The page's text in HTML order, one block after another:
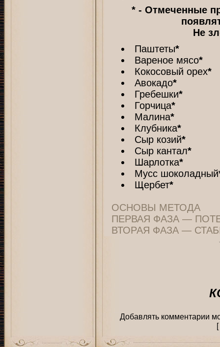
* - Отмеченные
Не
Паштеты*
Вареное мясо*
Кокосовый орех*
Авокадо*
Гребешки*
Горчица*
Малина*
Клубника*
Сыр козий*
Сыр кантал*
Шарлотка*
Мусс шоколадный
Щербет*
ОСНОВЫ МЕТОДА
ПЕРВАЯ ФАЗА —
ВТОРАЯ ФАЗА —
Добавлять комментарии
[